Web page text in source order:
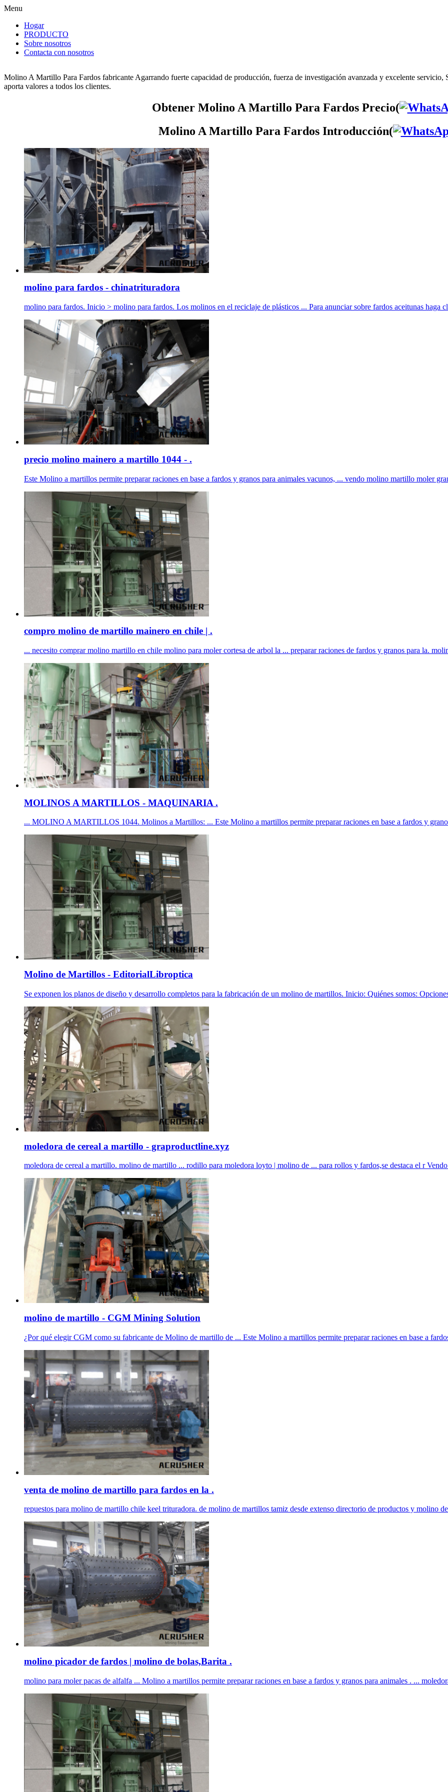
Menu
Hogar
PRODUCTO
Sobre nosotros
Contacta con nosotros
Molino A Martillo Para Fardos fabricante Agarrando fuerte capacidad de producción, fuerza de investigación avanzada y excelente
aporta valores a todos los clientes.
Obtener Molino A Martillo Para Fardos Precio(
Molino A Martillo Para Fardos Introducción(
molino para fardos - chinatrituradora
molino para fardos. Inicio > molino para fardos. Los molinos en el reciclaje de plásticos ... Para anunciar sobre fardos aceitunas haga
precio molino mainero a martillo 1044 - .
Este Molino a martillos permite preparar raciones en base a fardos y granos para animales vacunos, ... vendo molino martillo moler
compro molino de martillo mainero en chile | .
... necesito comprar molino martillo en chile molino para moler cortesa de arbol la ... preparar raciones de fardos y granos para la.
MOLINOS A MARTILLOS - MAQUINARIA .
... MOLINO A MARTILLOS 1044. Molinos a Martillos: ... Este Molino a martillos permite preparar raciones en base a fardos y
Molino de Martillos - EditorialLibroptica
Se exponen los planos de diseño y desarrollo completos para la fabricación de un molino de martillos. Inicio: Quiénes somos:
moledora de cereal a martillo - graproductline.xyz
moledora de cereal a martillo. molino de martillo ... rodillo para moledora loyto | molino de ... para rollos y fardos,se destaca el r
molino de martillo - CGM Mining Solution
¿Por qué elegir CGM como su fabricante de Molino de martillo de ... Este Molino a martillos permite preparar raciones en base a
venta de molino de martillo para fardos en la .
repuestos para molino de martillo chile keel trituradora. de molino de martillos tamiz desde extenso directorio de productos y molino
molino picador de fardos | molino de bolas,Barita .
molino para moler pacas de alfalfa ... Molino a martillos permite preparar raciones en base a fardos y granos para animales . ...